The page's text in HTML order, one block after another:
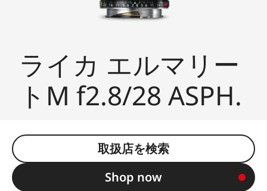
ライカ エルマリー
トM f2.8/28 ASPH.
取扱店を検索
Shop now